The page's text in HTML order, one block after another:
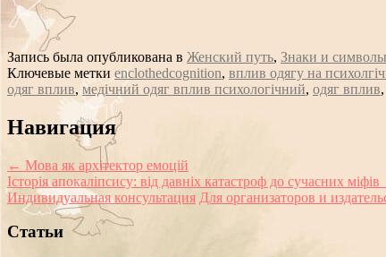
Запись была опубликована в Женский путь, Знаки и символы
Ключевые метки enclothedcognition, вплив одягу на
одяг вплив, медічний одяг вплив психологічний, одяг вплив,
Сообщение
навигации
Навигация
← Мова як архітектор емоцій
Історія апокаліпсису: від давніх катастроф до сучасних міфів
Индивидуальная консультация Для организаторов и
Статьи